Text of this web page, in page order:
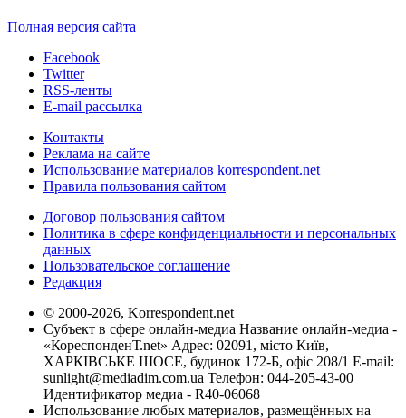
Полная версия сайта
Facebook
Twitter
RSS-ленты
E-mail рассылка
Контакты
Реклама на сайте
Использование материалов korrespondent.net
Правила пользования сайтом
Договор пользования сайтом
Политика в сфере конфиденциальности и персональных
данных
Пользовательское соглашение
Редакция
© 2000-2026, Korrespondent.net
Субъект в сфере онлайн-медиа Название онлайн-медиа -
«КореспонденТ.net» Адрес: 02091, місто Київ,
ХАРКІВСЬКЕ ШОСЕ, будинок 172-Б, офіс 208/1 E-mail:
sunlight@mediadim.com.ua Телефон: 044-205-43-00
Идентификатор медиа - R40-06068
Использование любых материалов, размещённых на